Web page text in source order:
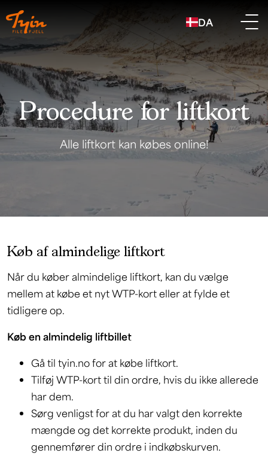
DA
Procedure for liftkort
Alle liftkort kan købes online!
Køb af almindelige liftkort
Når du køber almindelige liftkort, kan du vælge
mellem at købe et nyt WTP-kort eller at fylde et
tidligere op.
Køb en almindelig liftbillet
Gå til tyin.no for at købe liftkort.
Tilføj WTP-kort til din ordre, hvis du ikke allerede
har dem.
Sørg venligst for at du har valgt den korrekte
mængde og det korrekte produkt, inden du
gennemfører din ordre i indkøbskurven.